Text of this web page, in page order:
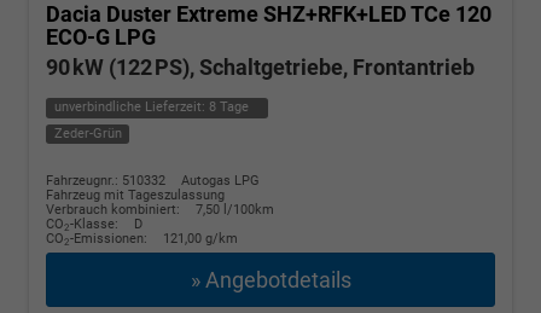
Dacia Duster Extreme SHZ+RFK+LED TCe 120
ECO-G LPG
90 kW (122 PS), Schaltgetriebe, Frontantrieb
unverbindliche Lieferzeit: 8 Tage
Zeder-Grün
Fahrzeugnr.: 510332
Autogas LPG
Fahrzeug mit Tageszulassung
Verbrauch kombiniert:
7,50 l/100km
CO2-Klasse:
D
CO2-Emissionen: 121,00 g/km
» Angebotdetails